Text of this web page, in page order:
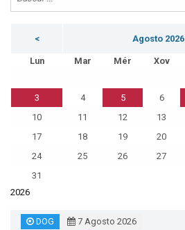
< Agosto 2026
Lun Mar Mér Xov
3
4 5 6
10
11 12 13
17
18 19 20
24
25 26 27
31
2026
DOG
7 Agosto 2026